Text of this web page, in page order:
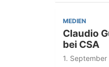
MEDIEN
Claudio
bei CSA
1. September